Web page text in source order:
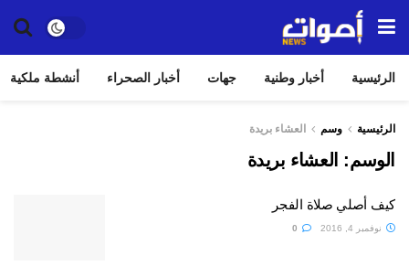
الرئيسية أخبار وطنية جهات أخبار الصحراء أنشطة ملكية
الرئيسية وسم العشاء بريدة
الوسم: العشاء بريدة
كيف أصلي صلاة الفجر
نوفمبر 4, 2016